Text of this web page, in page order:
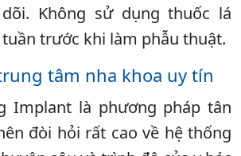
Không sử dụng thuốc lá
trước khi làm phẫu thuật.
tâm nha khoa uy tín
Implant là phương pháp tân
đòi hỏi rất cao về hệ thống